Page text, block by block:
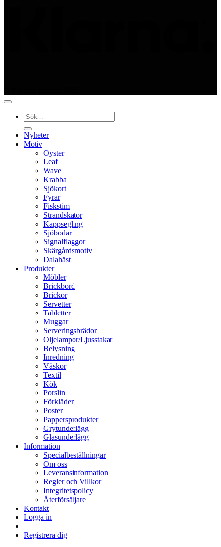
Sök
efter:
Nyheter
Motiv
Oyster
Leaf
Wave
Krabba
Sjökort
Fyrar
Fiskstim
Strandskator
Kappsegling
Sjöbodar
Signalflaggor
Skärgårdsmotiv
Dalahäst
Produkter
Möbler
Brickbord
Brickor
Servetter
Tabletter
Muggar
Serveringsbrädor
Oljelampor/Ljusstakar
Belysning
Inredning
Väskor
Textil
Kök
Porslin
Förkläden
Poster
Pappersprodukter
Grytunderlägg
Glasunderlägg
Information
Specialbeställningar
Om oss
Leveransinformation
Regler och Villkor
Integritetspolicy
Återförsäljare
Kontakt
Logga in
Registrera dig